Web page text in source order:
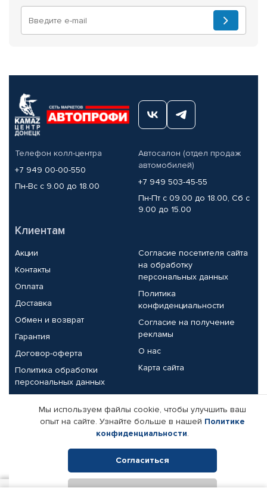
Телефон колл-центра
+7 949 00-00-550
Пн-Вс с 9.00 до 18.00
Автосалон (отдел продаж
автомобилей)
+7 949 503-45-55
Пн-Пт с 09.00 до 18.00, Сб с
9.00 до 15.00
Клиентам
Акции
Контакты
Оплата
Доставка
Обмен и возврат
Гарантия
Договор-оферта
Политика обработки
персональных данных
Согласие посетителя сайта
на обработку
персональных данных
Политика
конфиденциальности
Согласие на получение
рекламы
О нас
Карта сайта
Партнерам
Корпоративным клиентам
Поставщикам
Реквизиты компании
Мы используем файлы cookie, чтобы улучшить ваш
опыт на сайте. Узнайте больше в нашей Политике
конфиденциальности.
Согласиться